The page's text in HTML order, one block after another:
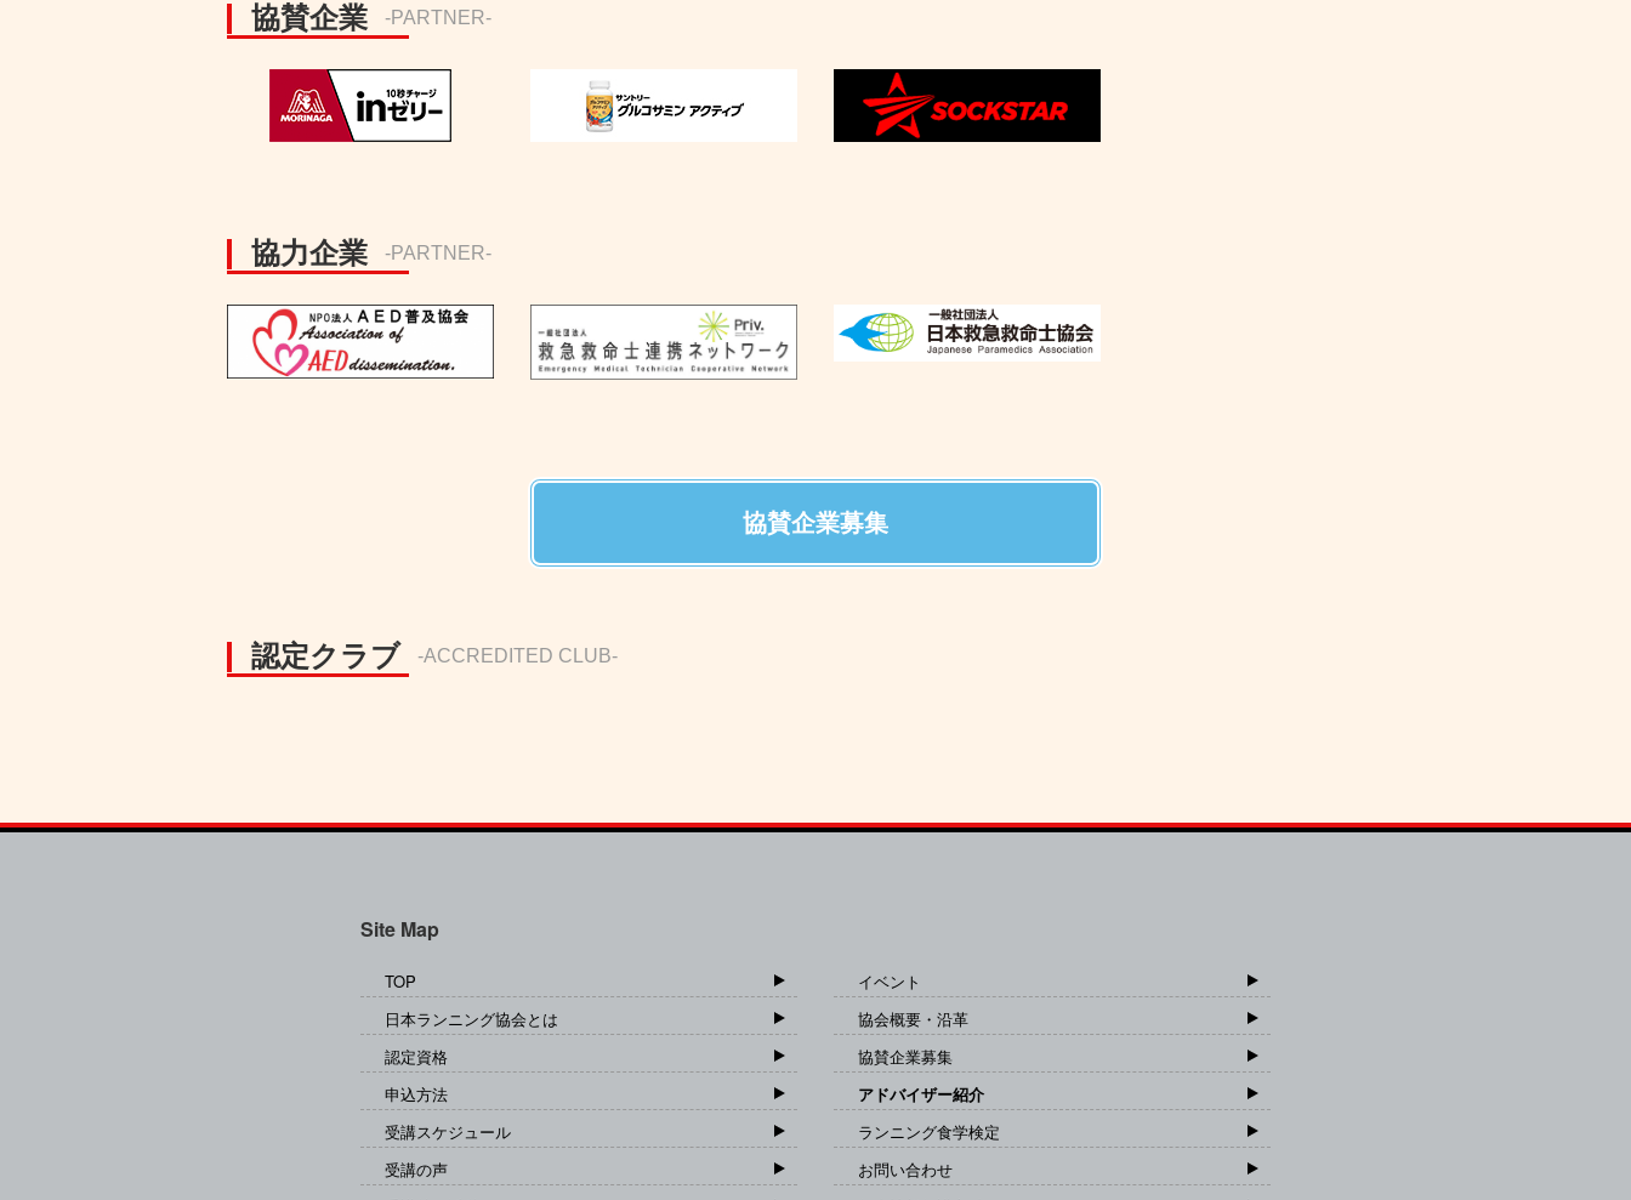
協賛企業 -PARTNER-
協力企業 -PARTNER-
協賛企業募集
認定クラブ -ACCREDITED CLUB-
Site Map
TOP
日本ランニング協会とは
認定資格
申込方法
受講スケジュール
受講の声
イベント
協会概要・沿革
協賛企業募集
アドバイザー紹介
ランニング食学検定
お問い合わせ